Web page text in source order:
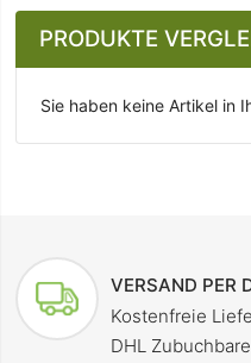
PRODUKTE
Sie haben keine Artikel in
VERSAND PER
Kostenfreie
DHL